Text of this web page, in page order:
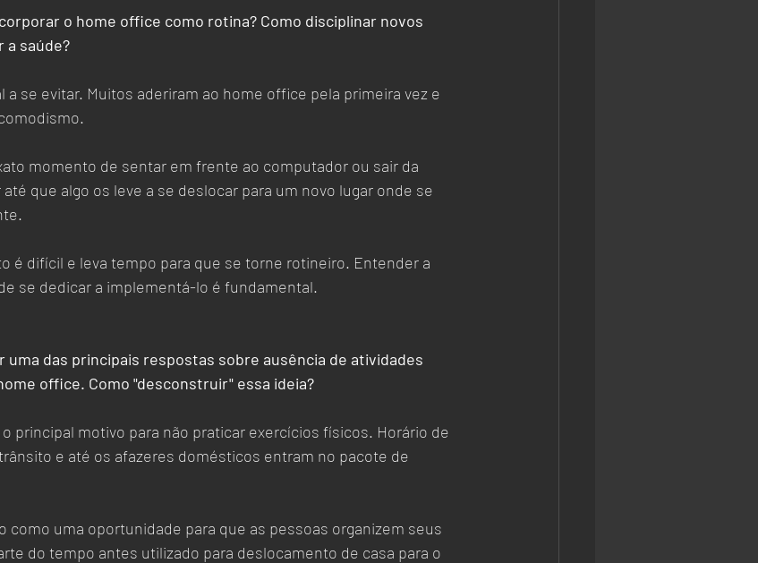
o home office como rotina? Como disciplinar novos
a saúde?
a se evitar. Muitos aderiram ao home office pela primeira vez e
momento de sentar em frente ao computador ou sair da
que algo os leve a se deslocar para um novo lugar onde se
é difícil e leva tempo para que se torne rotineiro. Entender a
se dedicar a implementá-lo é fundamental.
uma das principais respostas sobre ausência de atividades
office. Como "desconstruir" essa ideia?
principal motivo para não praticar exercícios físicos. Horário de
e até os afazeres domésticos entram no pacote de
como uma oportunidade para que as pessoas organizem seus
do tempo antes utilizado para deslocamento de casa para o